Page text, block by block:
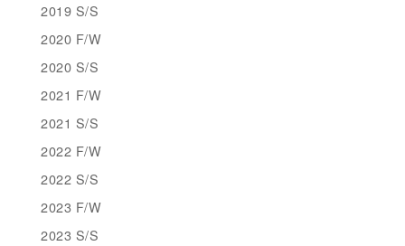
2019 S/S
2020 F/W
2020 S/S
2021 F/W
2021 S/S
2022 F/W
2022 S/S
2023 F/W
2023 S/S